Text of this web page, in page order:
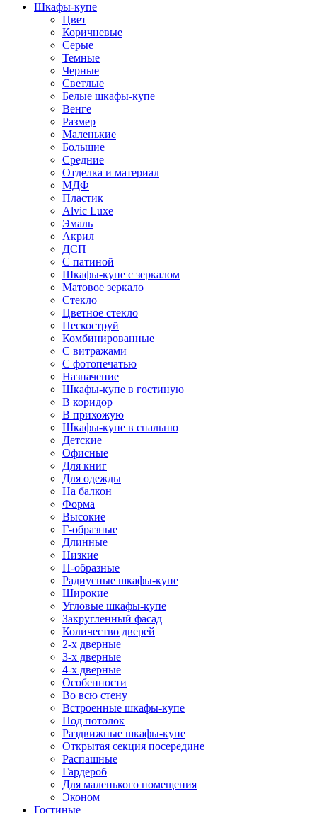
Шкафы-купе
Цвет
Коричневые
Серые
Темные
Черные
Светлые
Белые шкафы-купе
Венге
Размер
Маленькие
Большие
Средние
Отделка и материал
МДФ
Пластик
Alvic Luxe
Эмаль
Акрил
ДСП
С патиной
Шкафы-купе с зеркалом
Матовое зеркало
Стекло
Цветное стекло
Пескоструй
Комбинированные
С витражами
С фотопечатью
Назначение
Шкафы-купе в гостиную
В коридор
В прихожую
Шкафы-купе в спальню
Детские
Офисные
Для книг
Для одежды
На балкон
Форма
Высокие
Г-образные
Длинные
Низкие
П-образные
Радиусные шкафы-купе
Широкие
Угловые шкафы-купе
Закругленный фасад
Количество дверей
2-х дверные
3-х дверные
4-х дверные
Особенности
Во всю стену
Встроенные шкафы-купе
Под потолок
Раздвижные шкафы-купе
Открытая секция посередине
Распашные
Гардероб
Для маленького помещения
Эконом
Гостиные